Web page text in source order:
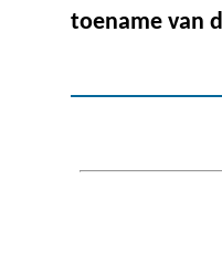
toename van